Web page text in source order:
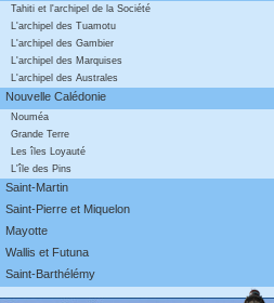
Tahiti et l'archipel de la Société
L'archipel des Tuamotu
L'archipel des Gambier
L'archipel des Marquises
L'archipel des Australes
Nouvelle Calédonie
Nouméa
Grande Terre
Les îles Loyauté
L'île des Pins
Saint-Martin
Saint-Pierre et Miquelon
Mayotte
Wallis et Futuna
Saint-Barthélémy